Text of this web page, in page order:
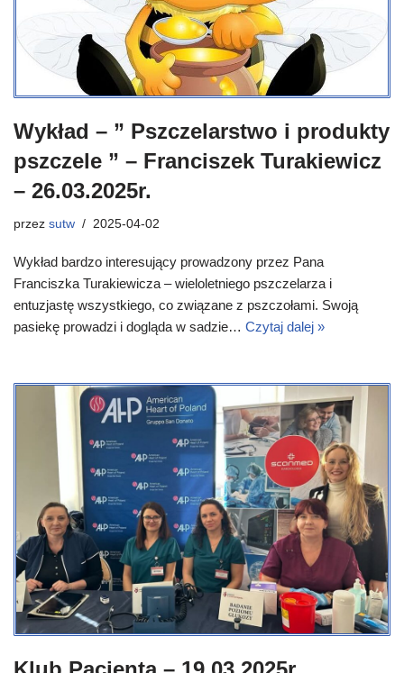
Wykład – ” Pszczelarstwo i produkty
pszczele ” – Franciszek Turakiewicz
– 26.03.2025r.
przez sutw 2025-04-02
Wykład bardzo interesujący prowadzony przez Pana
Franciszka Turakiewicza – wieloletniego pszczelarza i
entuzjastę wszystkiego, co związane z pszczołami. Swoją
pasiekę prowadzi i dogląda w sadzie… Czytaj dalej »